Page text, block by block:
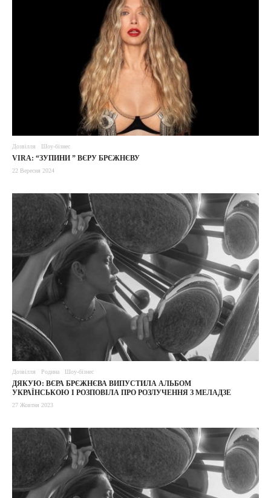
Дозвілля Шоу-бізнес
VIRA: “ЗУПИНИ ” ВЄРУ БРЄЖНЄВУ
22 Вересня 2024
Дозвілля Родина Шоу-бізнес
ДЯКУЮ: ВЄРА БРЄЖНЄВА ВИПУСТИЛА АЛЬБОМ
УКРАЇНСЬКОЮ І РОЗПОВІЛА ПРО РОЗЛУЧЕННЯ З МЕЛАДЗЕ
27 Жовтня 2023